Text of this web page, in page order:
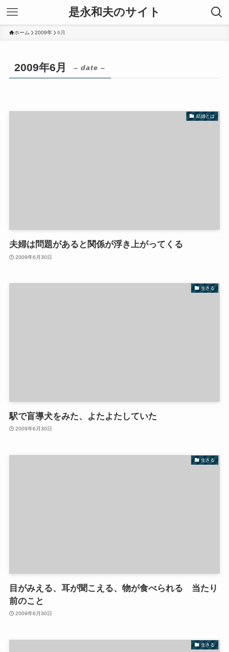
是永和夫のサイト
ホーム 2009年 6月
2009年6月 – date –
結婚とは
夫婦は問題があると関係が浮き上がってくる
2009年6月30日
生きる
駅で盲導犬をみた、よたよたしていた
2009年6月30日
生きる
目がみえる、耳が聞こえる、物が食べられる 当たり
前のこと
2009年6月30日
生きる